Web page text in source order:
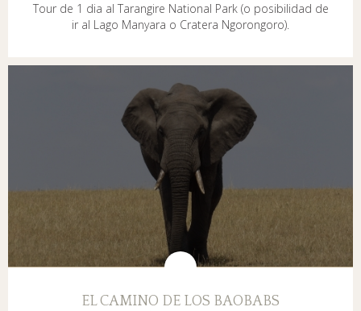
Tour de 1 dia al Tarangire National Park (o posibilidad de
ir al Lago Manyara o Cratera Ngorongoro).
EL CAMINO DE LOS BAOBABS